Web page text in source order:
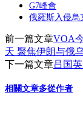
G7峰會
俄羅斯入侵烏
前一篇文章VOA
天 聚焦伊朗与俄
下一篇文章吕国
相關文章多從作者